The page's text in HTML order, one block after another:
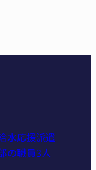
水応援派遣
の職員3人